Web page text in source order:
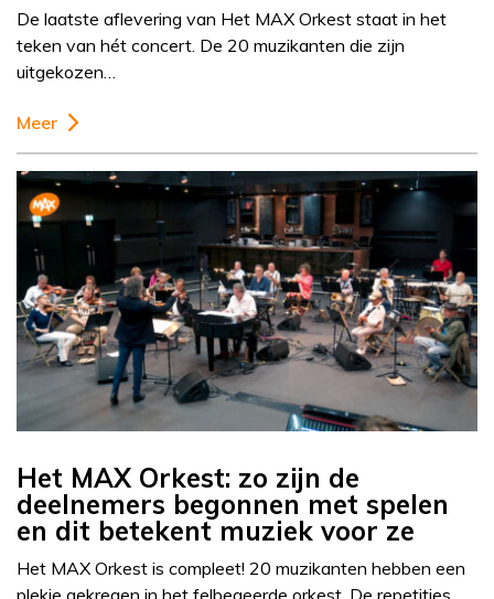
De laatste aflevering van Het MAX Orkest staat in het
teken van hét concert. De 20 muzikanten die zijn
uitgekozen…
Meer
Het MAX Orkest: zo zijn de
deelnemers begonnen met spelen
en dit betekent muziek voor ze
Het MAX Orkest is compleet! 20 muzikanten hebben een